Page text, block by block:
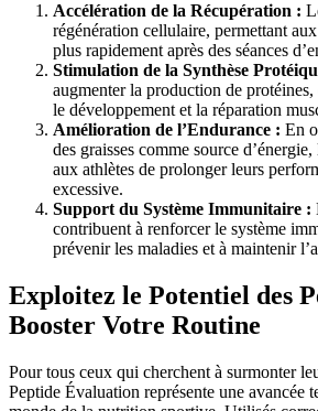
Accélération de la Récupération :
régénération cellulaire, permettant
plus rapidement après des séances
Stimulation de la Synthèse
augmenter la production de
le développement et la réparation
Amélioration de l’Endurance : En
des graisses comme source
aux athlètes de prolonger leurs
excessive.
Support du Système Immunitaire :
contribuent à renforcer le système
prévenir les maladies et à maintenir
Exploitez le Potentiel des
Booster Votre Routine
Pour tous ceux qui cherchent à surmonter
Peptide Évaluation représente une avancée